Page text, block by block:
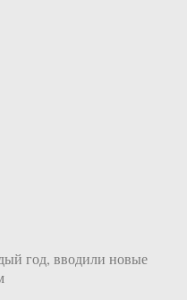
год, вводили новые